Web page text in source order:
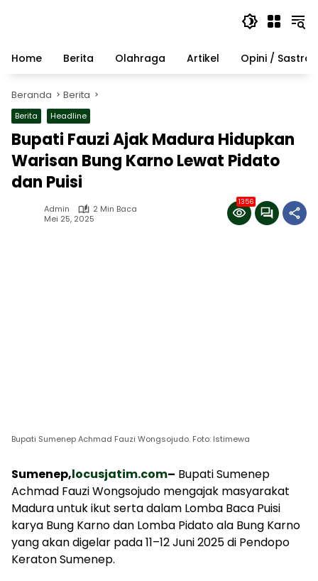
Home
Berita Olahraga Artikel Opini / Sastra
Beranda Berita
Berita Headline
Bupati Fauzi Ajak Madura Hidupkan
Warisan Bung Karno Lewat Pidato
dan Puisi
Admin
2 Min Baca
Mei 25, 2025
1356
Bupati Sumenep Achmad Fauzi Wongsojudo. Foto: Istimewa
Sumenep,locusjatim.com– Bupati Sumenep
Achmad Fauzi Wongsojudo mengajak masyarakat
Madura untuk ikut serta dalam Lomba Baca Puisi
karya Bung Karno dan Lomba Pidato ala Bung Karno
yang akan digelar pada 11–12 Juni 2025 di Pendopo
Keraton Sumenep.